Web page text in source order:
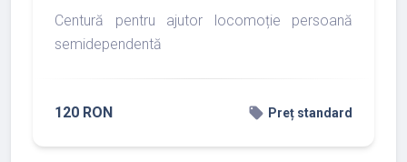
Centură pentru ajutor locomoție persoană
semidependentă
120 RON local_offer Preț standard